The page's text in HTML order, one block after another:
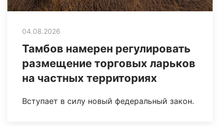
04.08.2026
Тамбов намерен регулировать
размещение торговых ларьков
на частных территориях
Вступает в силу новый федеральный закон.